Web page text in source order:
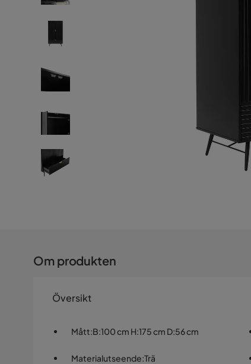
Om produkten
Översikt
Mått:B:100 cm H:175 cm D:56 cm
Materialutseende:Trä